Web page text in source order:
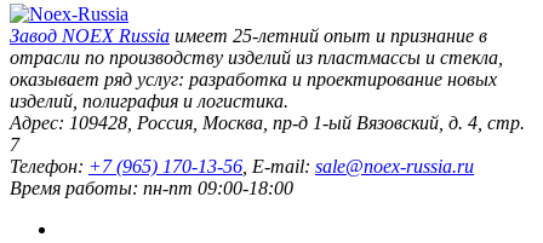
Завод NOEX Russia имеет 25-летний опыт и признание в
отрасли по производству изделий из пластмассы и стекла,
оказывает ряд услуг: разработка и проектирование новых
изделий, полиграфия и логистика.
Адрес: 109428, Россия, Москва, пр-д 1-ый Вязовский, д. 4, стр.
7
Телефон: +7 (965) 170-13-56, E-mail: sale@noex-russia.ru
Время работы: пн-пт 09:00-18:00